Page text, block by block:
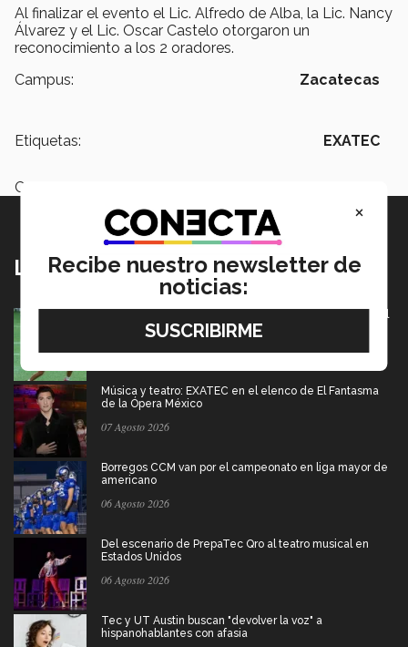
Al finalizar el evento el Lic. Alfredo de Alba, la Lic. Nancy
Álvarez y el Lic. Oscar Castelo otorgaron un
reconocimiento a los 2 oradores.
Campus:
Zacatecas
Etiquetas: EXATEC
Categoría:
Lo más nuevo
México va por pase olímpico en mundial de flag football
en Alemania
07 Agosto 2026
Música y teatro: EXATEC en el elenco de El Fantasma
de la Ópera México
07 Agosto 2026
Borregos CCM van por el campeonato en liga mayor de
americano
06 Agosto 2026
Del escenario de PrepaTec Qro al teatro musical en
Estados Unidos
06 Agosto 2026
Tec y UT Austin buscan "devolver la voz" a
hispanohablantes con afasia
×
Recibe nuestro newsletter de
noticias: